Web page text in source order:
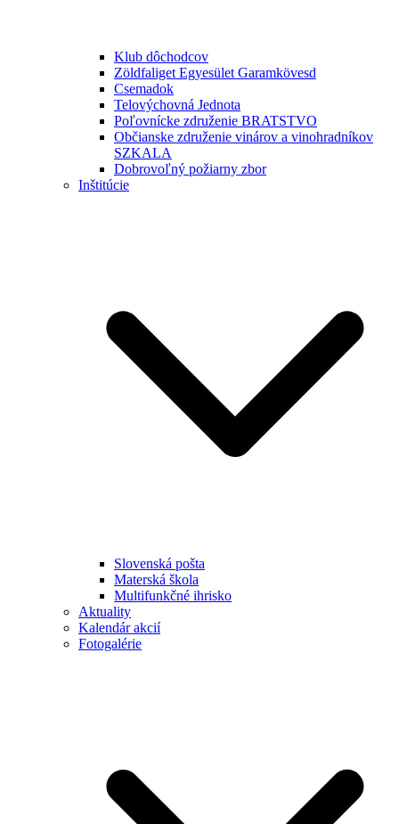
Klub dôchodcov
Zöldfaliget Egyesület Garamkövesd
Csemadok
Telovýchovná Jednota
Poľovnícke združenie BRATSTVO
Občianske združenie vinárov a vinohradníkov
SZKALA
Dobrovoľný požiarny zbor
Inštitúcie
Slovenská pošta
Materská škola
Multifunkčné ihrisko
Aktuality
Kalendár akcií
Fotogalérie